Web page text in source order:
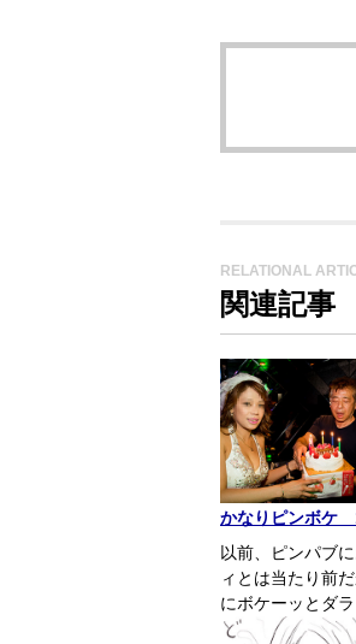
RELATIONAL
関連記事
かなりピンボケ
以前、ピンパブ
ィとは当たり前
にボケーッとダ